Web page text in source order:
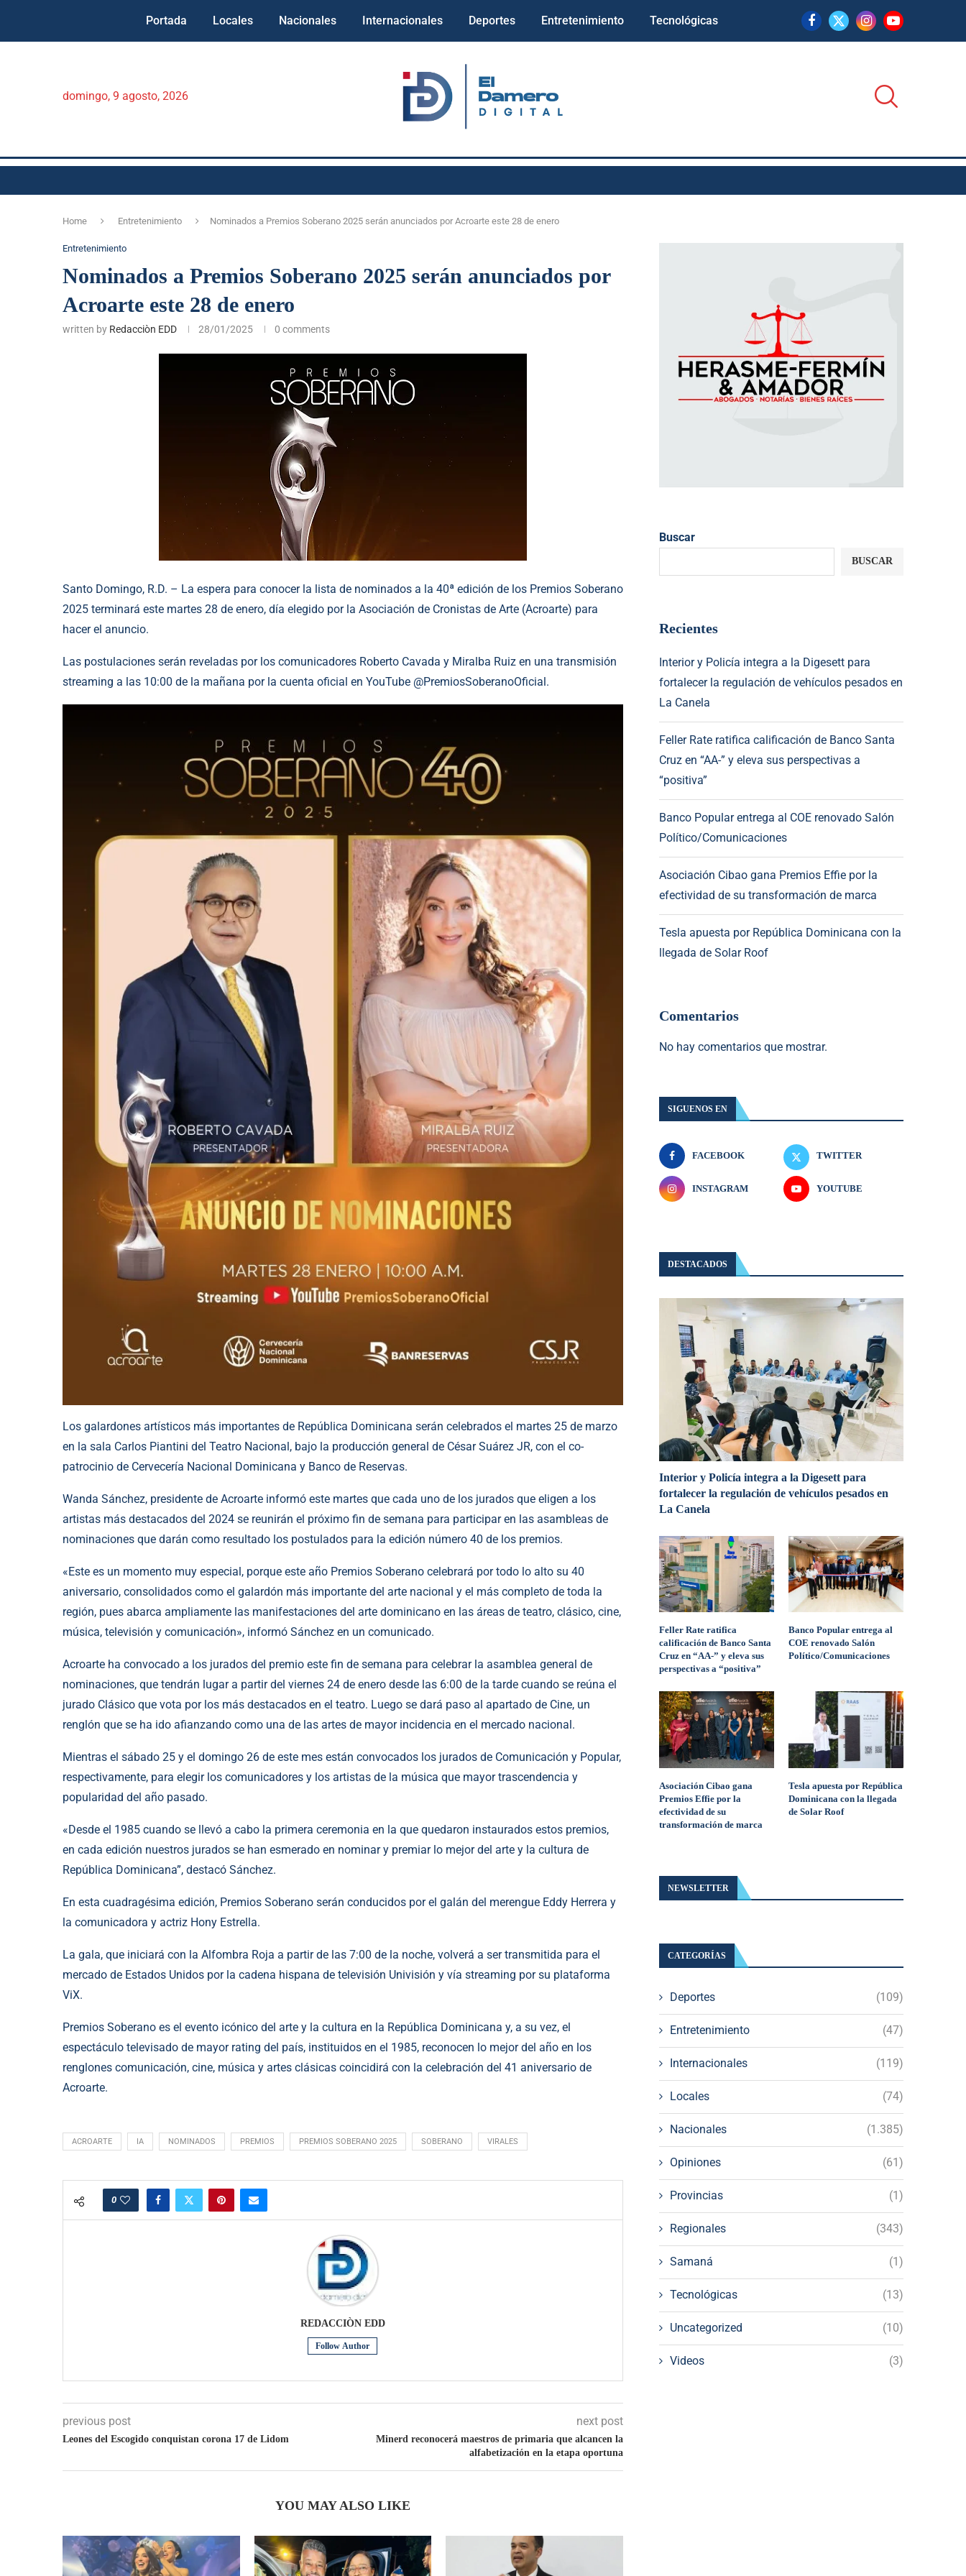
Portada Locales Nacionales Internacionales Deportes Entretenimiento Tecnológicas
domingo, 9 agosto, 2026
Home Entretenimiento Nominados a Premios Soberano 2025 serán anunciados por Acroarte este 28 de enero
Entretenimiento
Nominados a Premios Soberano 2025 serán anunciados por
Acroarte este 28 de enero
written by Redacciòn EDD 28/01/2025 0 comments
Santo Domingo, R.D. – La espera para conocer la lista de nominados a la 40ª edición de los Premios Soberano
2025 terminará este martes 28 de enero, día elegido por la Asociación de Cronistas de Arte (Acroarte) para
hacer el anuncio.
Las postulaciones serán reveladas por los comunicadores Roberto Cavada y Miralba Ruiz en una transmisión
streaming a las 10:00 de la mañana por la cuenta oficial en YouTube @PremiosSoberanoOficial.
Los galardones artísticos más importantes de República Dominicana serán celebrados el martes 25 de marzo
en la sala Carlos Piantini del Teatro Nacional, bajo la producción general de César Suárez JR, con el co-
patrocinio de Cervecería Nacional Dominicana y Banco de Reservas.
Wanda Sánchez, presidente de Acroarte informó este martes que cada uno de los jurados que eligen a los
artistas más destacados del 2024 se reunirán el próximo fin de semana para participar en las asambleas de
nominaciones que darán como resultado los postulados para la edición número 40 de los premios.
«Este es un momento muy especial, porque este año Premios Soberano celebrará por todo lo alto su 40
aniversario, consolidados como el galardón más importante del arte nacional y el más completo de toda la
región, pues abarca ampliamente las manifestaciones del arte dominicano en las áreas de teatro, clásico, cine,
música, televisión y comunicación», informó Sánchez en un comunicado.
Acroarte ha convocado a los jurados del premio este fin de semana para celebrar la asamblea general de
nominaciones, que tendrán lugar a partir del viernes 24 de enero desde las 6:00 de la tarde cuando se reúna el
jurado Clásico que vota por los más destacados en el teatro. Luego se dará paso al apartado de Cine, un
renglón que se ha ido afianzando como una de las artes de mayor incidencia en el mercado nacional.
Mientras el sábado 25 y el domingo 26 de este mes están convocados los jurados de Comunicación y Popular,
respectivamente, para elegir los comunicadores y los artistas de la música que mayor trascendencia y
popularidad del año pasado.
«Desde el 1985 cuando se llevó a cabo la primera ceremonia en la que quedaron instaurados estos premios,
en cada edición nuestros jurados se han esmerado en nominar y premiar lo mejor del arte y la cultura de
República Dominicana”, destacó Sánchez.
En esta cuadragésima edición, Premios Soberano serán conducidos por el galán del merengue Eddy Herrera y
la comunicadora y actriz Hony Estrella.
La gala, que iniciará con la Alfombra Roja a partir de las 7:00 de la noche, volverá a ser transmitida para el
mercado de Estados Unidos por la cadena hispana de televisión Univisión y vía streaming por su plataforma
ViX.
Premios Soberano es el evento icónico del arte y la cultura en la República Dominicana y, a su vez, el
espectáculo televisado de mayor rating del país, instituidos en el 1985, reconocen lo mejor del año en los
renglones comunicación, cine, música y artes clásicas coincidirá con la celebración del 41 aniversario de
Acroarte.
ACROARTE IA NOMINADOS PREMIOS PREMIOS SOBERANO 2025 SOBERANO VIRALES
0
REDACCIÒN EDD
Follow Author
previous post
Leones del Escogido conquistan corona 17 de Lidom
next post
Minerd reconocerá maestros de primaria que alcancen la
alfabetización en la etapa oportuna
YOU MAY ALSO LIKE
Buscar
BUSCAR
Recientes
Interior y Policía integra a la Digesett para
fortalecer la regulación de vehículos pesados en
La Canela
Feller Rate ratifica calificación de Banco Santa
Cruz en “AA-” y eleva sus perspectivas a
“positiva”
Banco Popular entrega al COE renovado Salón
Político/Comunicaciones
Asociación Cibao gana Premios Effie por la
efectividad de su transformación de marca
Tesla apuesta por República Dominicana con la
llegada de Solar Roof
Comentarios
No hay comentarios que mostrar.
SIGUENOS EN
FACEBOOK TWITTER
INSTAGRAM YOUTUBE
DESTACADOS
Interior y Policía integra a la Digesett para
fortalecer la regulación de vehículos pesados en
La Canela
Feller Rate ratifica
calificación de Banco Santa
Cruz en “AA-” y eleva sus
perspectivas a “positiva”
Banco Popular entrega al
COE renovado Salón
Político/Comunicaciones
Asociación Cibao gana
Premios Effie por la
efectividad de su
transformación de marca
Tesla apuesta por República
Dominicana con la llegada
de Solar Roof
NEWSLETTER
CATEGORÍAS
Deportes (109)
Entretenimiento (47)
Internacionales (119)
Locales (74)
Nacionales (1.385)
Opiniones (61)
Provincias (1)
Regionales (343)
Samaná (1)
Tecnológicas (13)
Uncategorized (10)
Videos (3)